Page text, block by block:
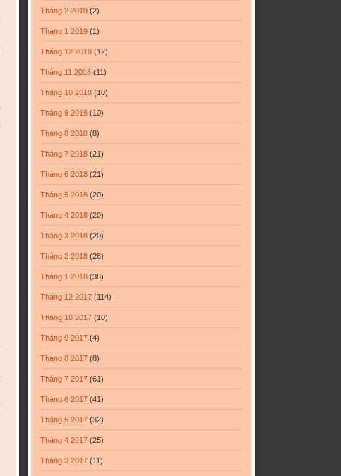
Tháng 2 2019 (2)
Tháng 1 2019 (1)
Tháng 12 2018 (12)
Tháng 11 2018 (11)
Tháng 10 2018 (10)
Tháng 9 2018 (10)
Tháng 8 2018 (8)
Tháng 7 2018 (21)
Tháng 6 2018 (21)
Tháng 5 2018 (20)
Tháng 4 2018 (20)
Tháng 3 2018 (20)
Tháng 2 2018 (28)
Tháng 1 2018 (38)
Tháng 12 2017 (114)
Tháng 10 2017 (10)
Tháng 9 2017 (4)
Tháng 8 2017 (8)
Tháng 7 2017 (61)
Tháng 6 2017 (41)
Tháng 5 2017 (32)
Tháng 4 2017 (25)
Tháng 3 2017 (11)